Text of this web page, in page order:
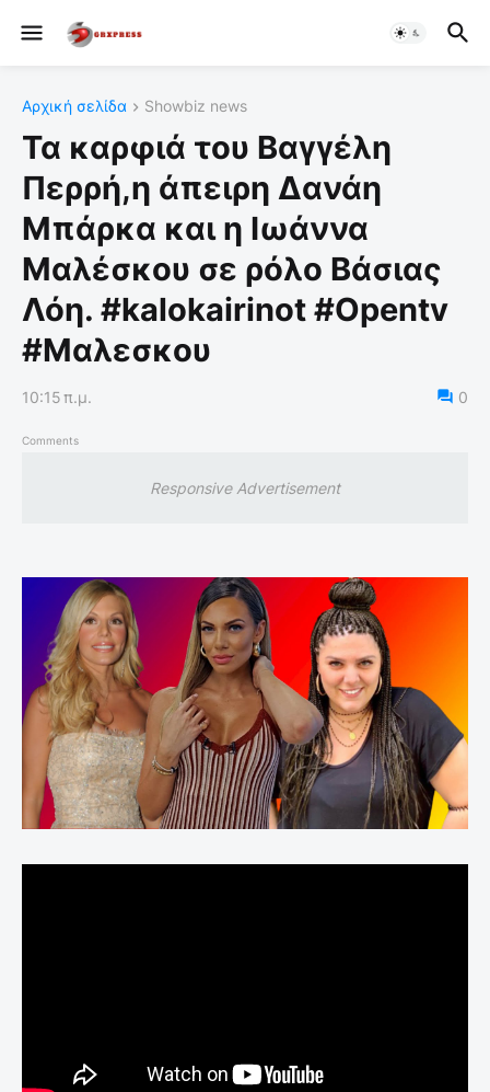
Αρχική σελίδα Showbiz news
Τα καρφιά του Βαγγέλη
Περρή,η άπειρη Δανάη
Μπάρκα και η Ιωάννα
Μαλέσκου σε ρόλο Βάσιας
Λόη. #kalokairinot #Opentv
#Μαλεσκου
10:15 π.μ. 0
Comments
Responsive Advertisement